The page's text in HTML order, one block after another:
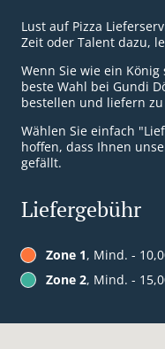
Lust auf Pizza
Zeit oder Talent dazu,
Wenn Sie wie ein
beste Wahl bei Gundi
bestellen und liefern zu
Wählen Sie einfach
hoffen, dass Ihnen
gefällt.
Liefergebühr
Zone 1, Mind. -
Zone 2, Mind. -